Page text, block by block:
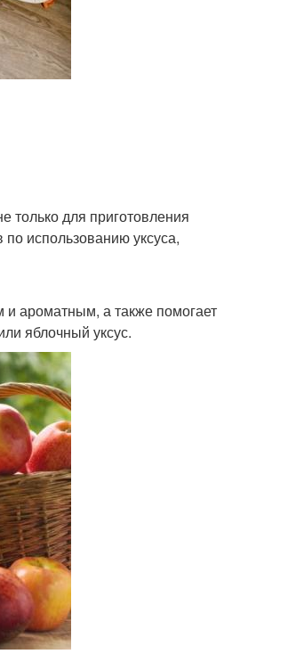
только для приготовления
использованию уксуса,
ароматным, а также помогает
яблочный уксус.